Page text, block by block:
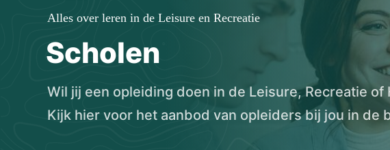
Alles over leren in de Leisure en Recreatie
Scholen
Wil jij een opleiding doen in de Leisure, Recreatie of
Kijk hier voor het aanbod van opleiders bij jou in de